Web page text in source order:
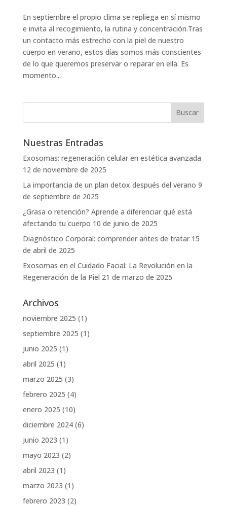
En septiembre el propio clima se repliega en sí mismo
e invita al recogimiento, la rutina y concentración.Tras
un contacto más estrecho con la piel de nuestro
cuerpo en verano, estos días somos más conscientes
de lo que queremos preservar o reparar en ella. Es
momento...
Nuestras Entradas
Exosomas: regeneración celular en estética avanzada
12 de noviembre de 2025
La importancia de un plan detox después del verano 9
de septiembre de 2025
¿Grasa o retención? Aprende a diferenciar qué está
afectando tu cuerpo 10 de junio de 2025
Diagnóstico Corporal: comprender antes de tratar 15
de abril de 2025
Exosomas en el Cuidado Facial: La Revolución en la
Regeneración de la Piel 21 de marzo de 2025
Archivos
noviembre 2025 (1)
septiembre 2025 (1)
junio 2025 (1)
abril 2025 (1)
marzo 2025 (3)
febrero 2025 (4)
enero 2025 (10)
diciembre 2024(6)
junio 2023 (1)
mayo 2023 (2)
abril 2023 (1)
marzo 2023 (1)
febrero 2023 (2)